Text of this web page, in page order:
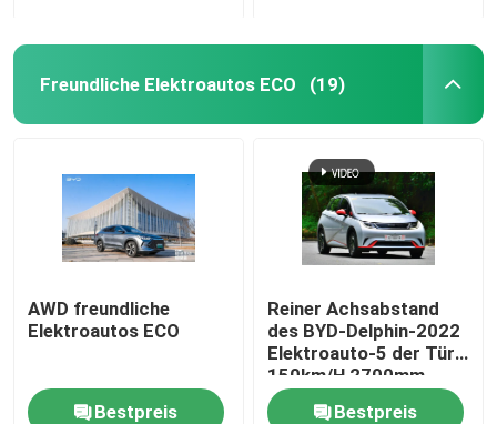
Freundliche Elektroautos ECO (19)
AWD freundliche
Elektroautos ECO
Bestpreis
Reiner Achsabstand
des BYD-Delphin-2022
Elektroauto-5 der Tür-
150km/H 2700mm
Bestpreis